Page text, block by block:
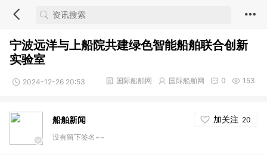
宁波远洋与上船院共建绿色智能船舶联合创新
实验室
2024-12-26 20:53 153
0
国际船舶网
国际船舶网
船舶新闻 加关注 20
没有留下签名~~